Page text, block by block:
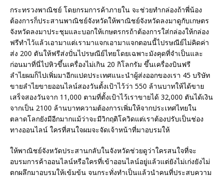
กระทรวงพาณิชย์ โดยกรมการค้าภายใน จะช่วยทำกล่องถ้าพี่น้อง
ต้องการก็ประสานพาณิชย์จังหวัดให้พาณิชย์จังหวัดลงมาดูกับเกษตร
จังหวัดลงมาประชุมและบอกให้เกษตรกรถ้าต้องการใส่กล่องให้กล่อง
ฟรีทำไว้แล้วเอามาแต่เรามาแจกเอามาแจกตอนนี้ไปรษณีย์ไม่คิดค่า
ส่ง 200 ตันให้ฟรีส่งปั่นไปรษณีย์ไทยโดยเฉพาะมังคุดที่จำเป็นและ
ก่อนมาที่นี่ไปหิวขึ้นเครื่องไม่เกิน 20 กิโลกรัม ขึ้นเครื่องบินฟรี
ลำไยผมก็ไปเพิ่มมาอีกแปดประเทศแนะนำผู้ส่งออกของเรา 45 บริษัท
ขายลำไยขายออนไลน์สองวันตั้งเป้าไว้ว่า 550 ล้านบาทให้ได้ขาย
เสร็จสองวันจาก 11,000 ตามที่ตั้งเป้าไว้เราขายได้ 32,000 ตันได้เงิน
จากเป็น 2100 ล้านบาทความต้องการเพิ่มให้จากประเทศไทยใน
ตลาดโลกยังมีอีกมากแม้ว่าจะมีวิกฤติโควิดแต่เราต้องปรับเป็นช่อง
ทางออนไลน์ ใครที่สนใจผมจะจัดเจ้าหน้าที่มาอบรมให้
ให้พาณิชย์จังหวัดประสานกลับในจังหวัดช่วยดูว่าใครสนใจที่จะ
อบรมการค้าออนไลน์หรือใครที่เข้าออนไลน์อยู่แล้วแต่ยังไม่เก่งยังไม่
ตกผลึกมาอบรมให้เข้มข้น จนกระทั่งทำเป็นแล้วนำคนที่ประสบความ